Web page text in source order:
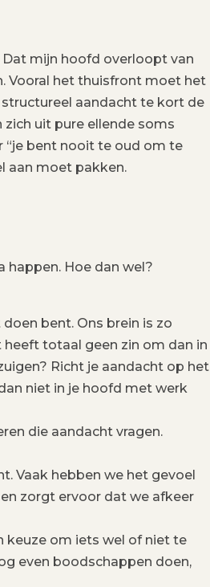
mijn hoofd overloopt van
Vooral het thuisfront moet het
aandacht te kort de
uit pure ellende soms
“je bent nooit te oud om te
aan moet pakken.
happen. Hoe dan wel?
bent. Ons brein is zo
totaal geen zin om dan in
Richt je aandacht op het
niet in je hoofd met werk
die aandacht vragen.
Vaak hebben we het gevoel
zorgt ervoor dat we afkeer
keuze om iets wel of niet te
even boodschappen doen,